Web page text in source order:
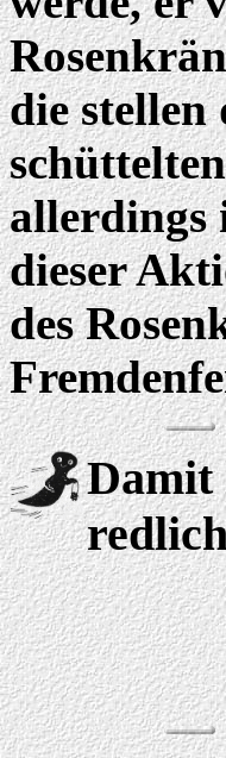
die stellen
allerdings
dieser
des
Damit